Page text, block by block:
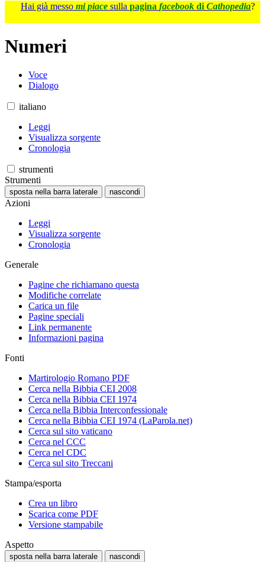
Hai già messo mi piace sulla pagina facebook di Cathopedia?
Numeri
Voce
Dialogo
italiano
Leggi
Visualizza sorgente
Cronologia
strumenti
Strumenti
sposta nella barra laterale nascondi
Azioni
Leggi
Visualizza sorgente
Cronologia
Generale
Pagine che richiamano questa
Modifiche correlate
Carica un file
Pagine speciali
Link permanente
Informazioni pagina
Fonti
Martirologio Romano PDF
Cerca nella Bibbia CEI 2008
Cerca nella Bibbia CEI 1974
Cerca nella Bibbia Interconfessionale
Cerca nella Bibbia CEI 1974 (LaParola.net)
Cerca sul sito vaticano
Cerca nel CCC
Cerca nel CDC
Cerca sul sito Treccani
Stampa/esporta
Crea un libro
Scarica come PDF
Versione stampabile
Aspetto
sposta nella barra laterale nascondi